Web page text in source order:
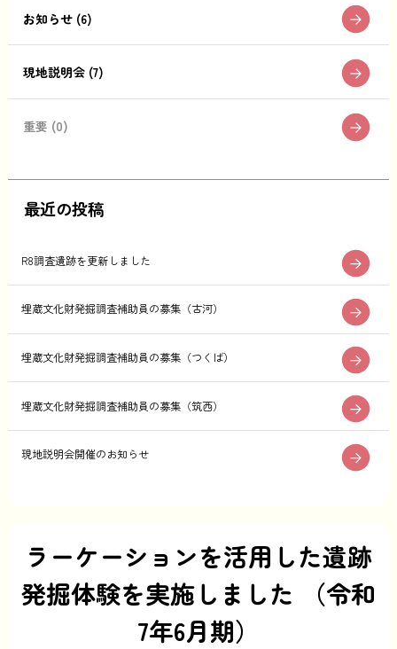
お知らせ (6)
現地説明会 (7)
重要 (0)
最近の投稿
R8調査遺跡を更新しました
埋蔵文化財発掘調査補助員の募集（古河）
埋蔵文化財発掘調査補助員の募集（つくば）
埋蔵文化財発掘調査補助員の募集（筑西）
現地説明会開催のお知らせ
ラーケーションを活用した遺跡
発掘体験を実施しました （令和
7年6月期）